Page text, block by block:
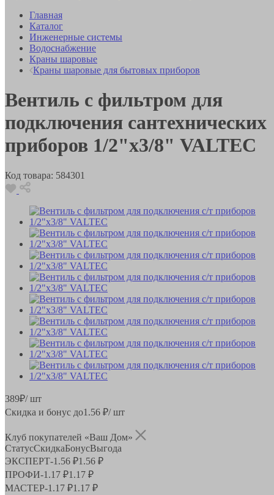
Главная
Каталог
Инженерные системы
Водоснабжение
Краны шаровые
Краны шаровые для бытовых приборов
Вентиль с фильтром для
подключения сантехнических
приборов 1/2"х3/8" VALTEC
Код товара: 584301
389₽/ шт
Скидка и бонус до1.56 ₽/ шт
Клуб покупателей «Ваш Дом»
СтатусСкидкаБонусВыгода
ЭКСПЕРТ-1.56 ₽1.56 ₽
ПРОФИ-1.17 ₽1.17 ₽
МАСТЕР-1.17 ₽1.17 ₽